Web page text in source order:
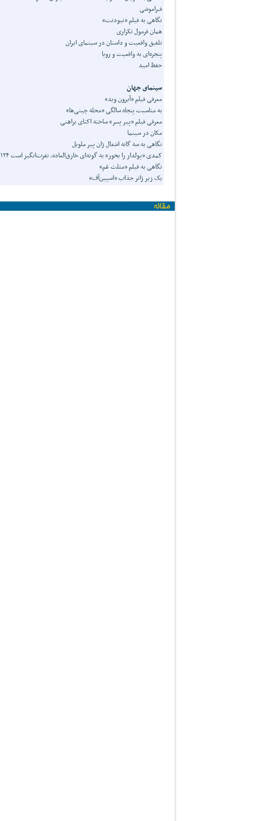
فــراموشی
نگاهی به فیلم «نبودنت»
همان فرمول تکراری
تلفیق واقعیت و داستان در سینمای ایران
پنجره‌ای به واقعیت و رویا
حفظ امید
سینمای جهان
معرفی فیلم «آیرون وید»
به مناسبت پنجاه سالگی «محله چینی‌ها»
معرفی فیلم «پیر پسر» ساخته اکتای براهنی
مکان در سینما
نگاهی به سه گانه اشغال ژان پیر ملویل
کمدی «پولدار را بخور» به گونه‌ای خارق‌العاده، نفرت‌انگیز است ۱۲۴
نگاهی به فیلم «مثلث غم»
یک زیر ژانر جذاب «اسپین‌آف»